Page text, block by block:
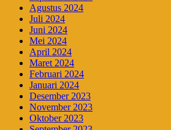
Agustus 2024
Juli 2024
Juni 2024
Mei 2024
April 2024
Maret 2024
Februari 2024
Januari 2024
Desember 2023
November 2023
Oktober 2023